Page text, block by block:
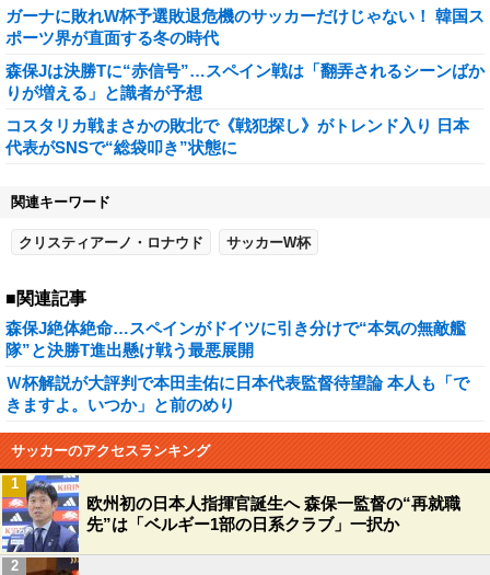
ガーナに敗れW杯予選敗退危機のサッカーだけじゃない！ 韓国ス
ポーツ界が直面する冬の時代
森保Jは決勝Tに“赤信号”…スペイン戦は「翻弄されるシーンばか
りが増える」と識者が予想
コスタリカ戦まさかの敗北で《戦犯探し》がトレンド入り 日本
代表がSNSで“総袋叩き”状態に
関連キーワード
クリスティアーノ・ロナウド サッカーW杯
■関連記事
森保J絶体絶命…スペインがドイツに引き分けで“本気の無敵艦
隊”と決勝T進出懸け戦う最悪展開
Ｗ杯解説が大評判で本田圭佑に日本代表監督待望論 本人も「で
きますよ。いつか」と前のめり
サッカーのアクセスランキング
欧州初の日本人指揮官誕生へ 森保一監督の“再就職
先”は「ベルギー1部の日系クラブ」一択か
1
2